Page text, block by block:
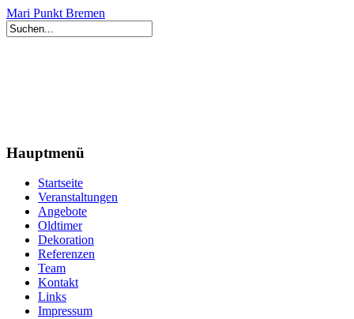
Mari Punkt Bremen
Hauptmenü
Startseite
Veranstaltungen
Angebote
Oldtimer
Dekoration
Referenzen
Team
Kontakt
Links
Impressum